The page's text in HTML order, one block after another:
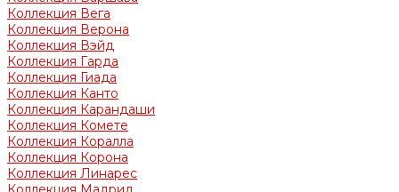
Коллекция Вега
Коллекция Верона
Коллекция Вэйд
Коллекция Гарда
Коллекция Гиада
Коллекция Канто
Коллекция Карандаши
Коллекция Комете
Коллекция Коралла
Коллекция Корона
Коллекция Линарес